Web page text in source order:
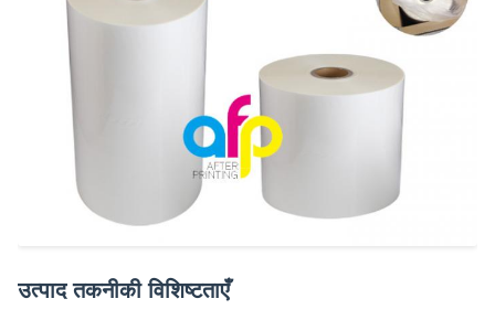
उत्पाद तकनीकी विशिष्टताएँ